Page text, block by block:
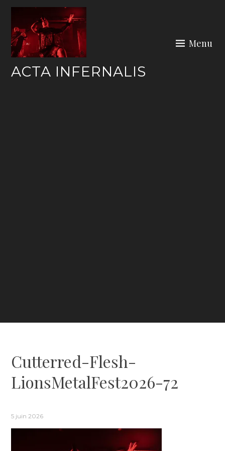
Skip
content
ACTA INFERNALIS
Menu
Cutterred-Flesh-
LionsMetalFest2026-72
5 juin 2026